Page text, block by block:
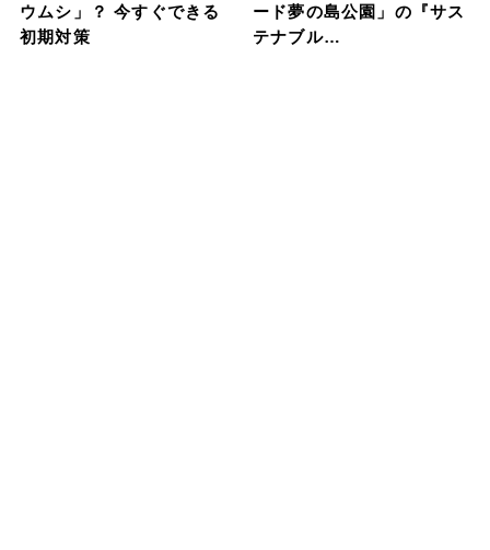
ウムシ」？ 今すぐできる
初期対策
ード夢の島公園」の『サス
テナブル…